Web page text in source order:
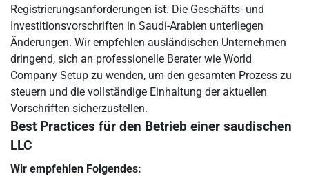
Registrierungsanforderungen ist. Die Geschäfts- und
Investitionsvorschriften in Saudi-Arabien unterliegen
Änderungen. Wir empfehlen ausländischen Unternehmen
dringend, sich an professionelle Berater wie World
Company Setup zu wenden, um den gesamten Prozess zu
steuern und die vollständige Einhaltung der aktuellen
Vorschriften sicherzustellen.
Best Practices für den Betrieb einer saudischen
LLC
Wir empfehlen Folgendes: